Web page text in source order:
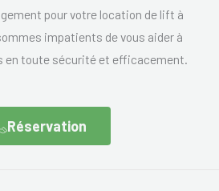
pour votre location de lift à
impatients de vous aider à
en toute sécurité et efficacement.
Réservation